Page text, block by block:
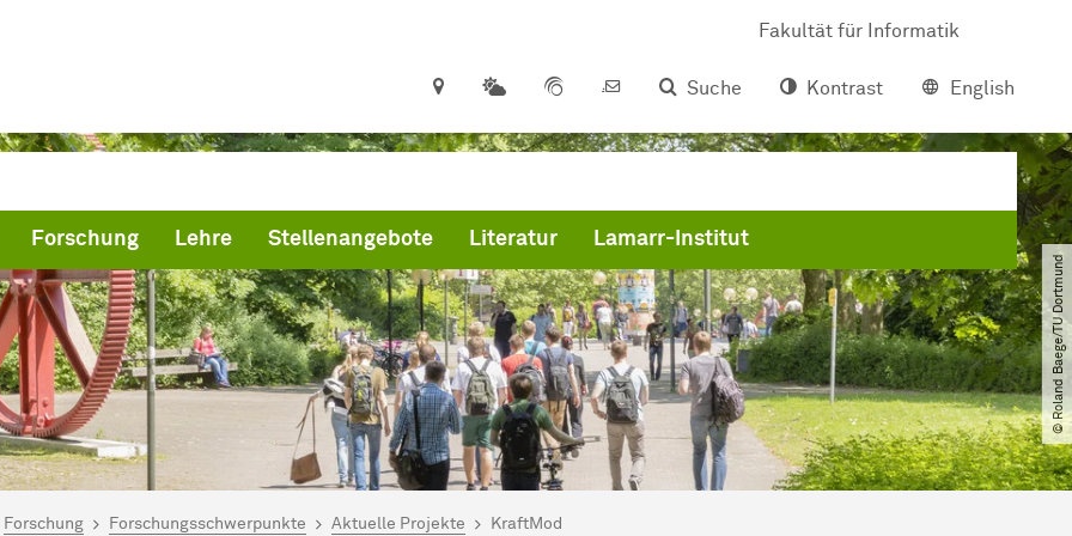
Fakultät für Informatik
Suche
Kontrast English
Forschung Lehre Stellenangebote Literatur Lamarr-Institut
© Roland Baege​/​TU Dortmund
hier:
Forschung Forschungsschwerpunkte Aktuelle Projekte KraftMod